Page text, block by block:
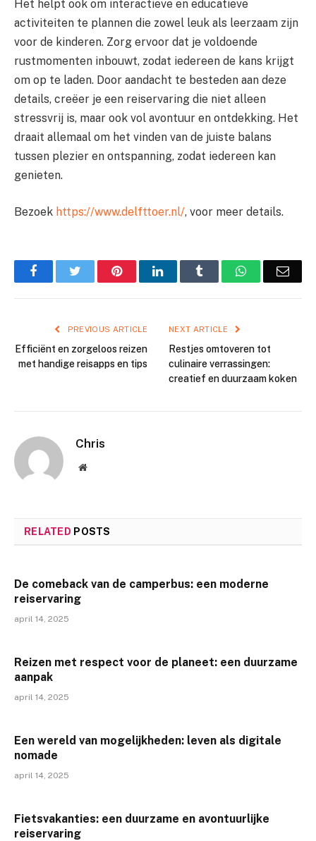
Het helpt ook om interactieve en educatieve
activiteiten te plannen die zowel leuk als leerzaam zijn
voor de kinderen. Zorg ervoor dat je voldoende
rustmomenten inbouwt, zodat iedereen de kans krijgt
om op te laden. Door aandacht te besteden aan deze
details, creëer je een reiservaring die niet alleen
stressvrij is, maar ook vol avontuur en ontdekking. Het
draait allemaal om het vinden van de juiste balans
tussen plezier en ontspanning, zodat iedereen kan
genieten.
Bezoek https://www.delfttoer.nl/, voor meer details.
FacebookTwitter PinterestLinkedIn Tumblr WhatsApp
PREVIOUS ARTICLE
Efficiënt en zorgeloos reizen
met handige reisapps en tips
NEXT ARTICLE
Restjes omtoveren tot
culinaire verrassingen:
creatief en duurzaam koken
Chris
Website
RELATED POSTS
De comeback van de camperbus: een moderne
reiservaring
april 14, 2025
Reizen met respect voor de planeet: een duurzame
aanpak
april 14, 2025
Een wereld van mogelijkheden: leven als digitale
nomade
april 14, 2025
Fietsvakanties: een duurzame en avontuurlijke
reiservaring